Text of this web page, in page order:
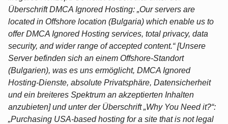
Überschrift DMCA Ignored Hosting: „Our servers are
located in Offshore location (Bulgaria) which enable us to
offer DMCA Ignored Hosting services, total privacy, data
security, and wider range of accepted content.“ [Unsere
Server befinden sich an einem Offshore-Standort
(Bulgarien), was es uns ermöglicht, DMCA Ignored
Hosting-Dienste, absolute Privatsphäre, Datensicherheit
und ein breiteres Spektrum an akzeptierten Inhalten
anzubieten] und unter der Überschrift „Why You Need it?“:
„Purchasing USA-based hosting for a site that is not legal